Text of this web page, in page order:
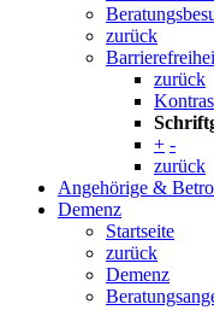
zurück
zurück
+ -
zurück
Angehörige &
Demenz
Startseite
zurück
Demenz